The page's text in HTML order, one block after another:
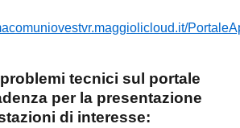
tecnici sul portale
per la presentazione
di interesse: